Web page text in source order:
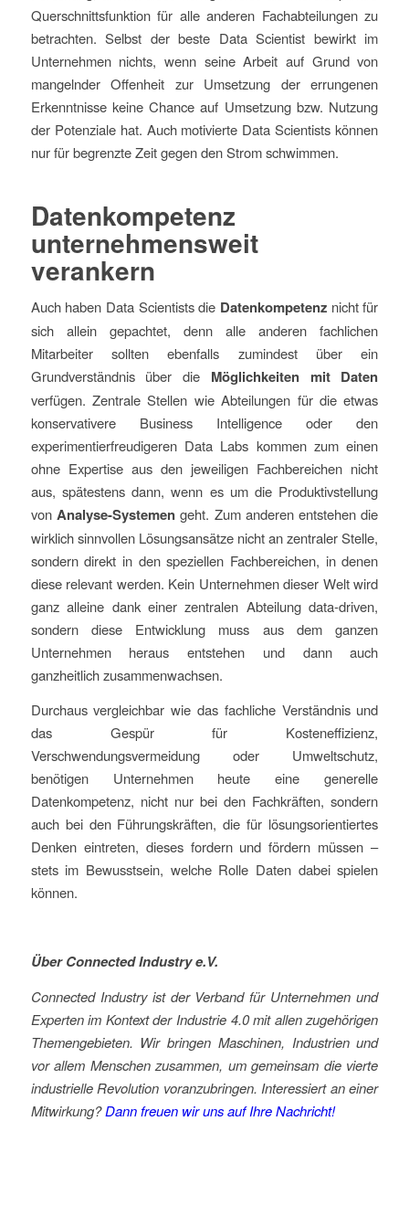
Querschnittsfunktion für alle anderen Fachabteilungen zu
betrachten. Selbst der beste Data Scientist bewirkt im
Unternehmen nichts, wenn seine Arbeit auf Grund von
mangelnder Offenheit zur Umsetzung der errungenen
Erkenntnisse keine Chance auf Umsetzung bzw. Nutzung
der Potenziale hat. Auch motivierte Data Scientists können
nur für begrenzte Zeit gegen den Strom schwimmen.
Datenkompetenz
unternehmensweit
verankern
Auch haben Data Scientists die Datenkompetenz nicht für
sich allein gepachtet, denn alle anderen fachlichen
Mitarbeiter sollten ebenfalls zumindest über ein
Grundverständnis über die Möglichkeiten mit Daten
verfügen. Zentrale Stellen wie Abteilungen für die etwas
konservativere Business Intelligence oder den
experimentierfreudigeren Data Labs kommen zum einen
ohne Expertise aus den jeweiligen Fachbereichen nicht
aus, spätestens dann, wenn es um die Produktivstellung
von Analyse-Systemengeht. Zum anderen entstehen die
wirklich sinnvollen Lösungsansätze nicht an zentraler Stelle,
sondern direkt in den speziellen Fachbereichen, in denen
diese relevant werden. Kein Unternehmen dieser Welt wird
ganz alleine dank einer zentralen Abteilung data-driven,
sondern diese Entwicklung muss aus dem ganzen
Unternehmen heraus entstehen und dann auch
ganzheitlich zusammenwachsen.
Durchaus vergleichbar wie das fachliche Verständnis und
das Gespür für Kosteneffizienz,
Verschwendungsvermeidung oder Umweltschutz,
benötigen Unternehmen heute eine generelle
Datenkompetenz, nicht nur bei den Fachkräften, sondern
auch bei den Führungskräften, die für lösungsorientiertes
Denken eintreten, dieses fordern und fördern müssen –
stets im Bewusstsein, welche Rolle Daten dabei spielen
können.
Über Connected Industry e.V.
Connected Industry ist der Verband für Unternehmen und
Experten im Kontext der Industrie 4.0 mit allen zugehörigen
Themengebieten. Wir bringen Maschinen, Industrien und
vor allem Menschen zusammen, um gemeinsam die vierte
industrielle Revolution voranzubringen. Interessiert an einer
Mitwirkung?Dann freuen wir uns auf Ihre Nachricht!